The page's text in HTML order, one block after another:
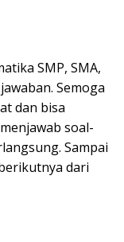
SMP, SMA,
Semoga
dan bisa
soal-
Sampai
dari